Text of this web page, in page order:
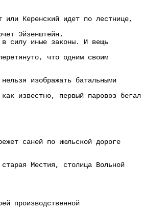
Керенский идет по лестнице,
Эйзенштейн.
силу иные законы. И вещь
что одним своим
изображать батальными
известно, первый паровоз бегал
саней по июльской дороге
Местия, столица Вольной
производственной